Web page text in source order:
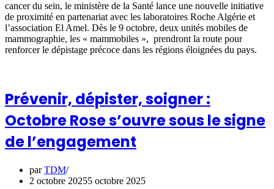
cancer du sein, le ministère de la Santé lance une nouvelle initiative
de proximité en partenariat avec les laboratoires Roche Algérie et
l’association El Amel. Dès le 9 octobre, deux unités mobiles de
mammographie, les « mammobiles », prendront la route pour
renforcer le dépistage précoce dans les régions éloignées du pays.
Prévenir, dépister, soigner :
Octobre Rose s’ouvre sous le signe
de l’engagement
parTDM
2 octobre 20255 octobre 2025